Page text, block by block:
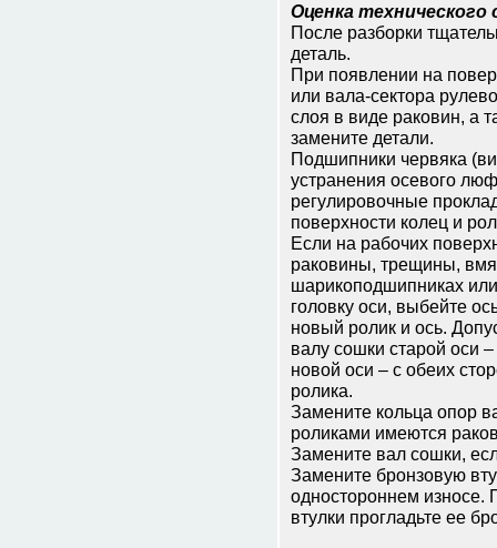
Оценка
После разборки
деталь.
При появлении на
или вала-сектора
слоя в виде раковин, а
замените детали.
Подшипники червяка
устранения осевого
регулировочные
поверхности колец и
Если на рабочих
раковины, трещины,
шарикоподшипниках
головку оси, выбейте
новый ролик и ось.
валу сошки старой оси
новой оси – с обеих
ролика.
Замените кольца опор
роликами имеются
Замените вал сошки,
Замените бронзовую
одностороннем износе.
втулки прогладьте ее